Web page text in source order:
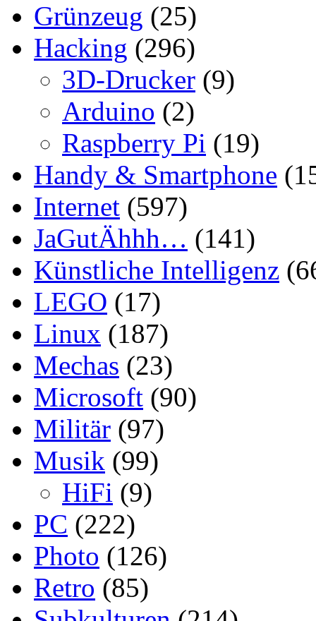
Grünzeug (25)
Hacking (296)
3D-Drucker (9)
Arduino (2)
Raspberry Pi (19)
Handy & Smartphone
Internet (597)
JaGutÄhhh… (141)
Künstliche Intelligenz
LEGO (17)
Linux (187)
Mechas (23)
Microsoft (90)
Militär (97)
Musik (99)
HiFi (9)
PC (222)
Photo (126)
Retro (85)